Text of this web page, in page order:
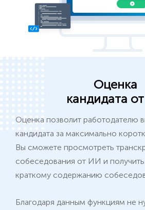
Оценка
кандидата
Оценка позволит работодателю
кандидата за максимально
Вы сможете просмотреть
собеседования от ИИ и
краткому содержанию
Благодаря данным функциям не